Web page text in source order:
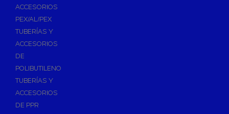
ACCESORIOS
PEX/AL/PEX
TUBERÍAS Y
ACCESORIOS
DE
POLIBUTILENO
TUBERÍAS Y
ACCESORIOS
DE PPR